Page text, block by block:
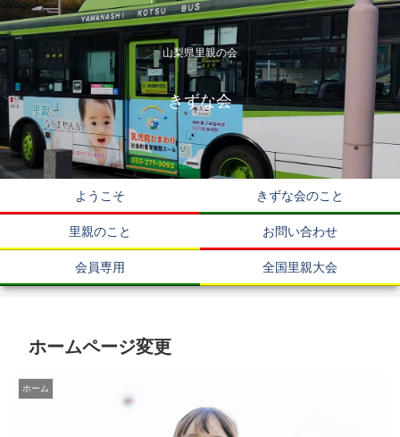
山梨県里親の会
きずな会
ようこそ きずな会のこと
里親のこと お問い合わせ
会員専用 全国里親大会
ホームページ変更
ホーム